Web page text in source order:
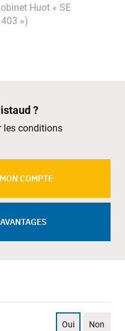
Huot « SE
»)
?
les conditions
COMPTE
Oui Non